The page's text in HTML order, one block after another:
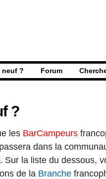
neuf ? Forum
?
les BarCampeurs
dans la
. Sur la liste du dessous,
de la Branche